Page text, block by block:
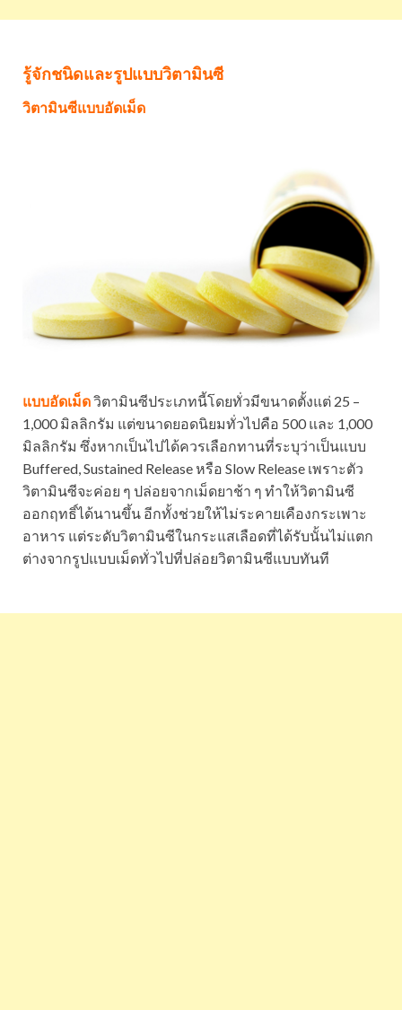
รู้จักชนิดและรูปแบบวิตามินซี
วิตามินซีแบบอัดเม็ด
แบบอัดเม็ดวิตามินซีประเภทนี้โดยทั่วมีขนาดตั้งแต่ 25 –
1,000 มิลลิกรัม แต่ขนาดยอดนิยมทั่วไปคือ 500 และ 1,000
มิลลิกรัม ซึ่งหากเป็นไปได้ควรเลือกทานที่ระบุว่าเป็นแบบ
Buffered, Sustained Release หรือ Slow Release เพราะตัว
วิตามินซีจะค่อย ๆ ปล่อยจากเม็ดยาช้า ๆ ทำให้วิตามินซี
ออกฤทธิ์ได้นานขึ้น อีกทั้งช่วยให้ไม่ระคายเคืองกระเพาะ
อาหาร แต่ระดับวิตามินซีในกระแสเลือดที่ได้รับนั้นไม่แตก
ต่างจากรูปแบบเม็ดทั่วไปที่ปล่อยวิตามินซีแบบทันที